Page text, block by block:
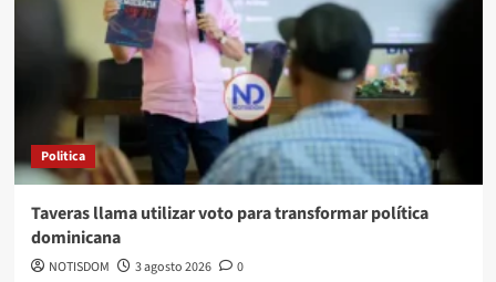
Politica
Taveras llama utilizar voto para transformar política
dominicana
NOTISDOM 3 agosto 2026 0